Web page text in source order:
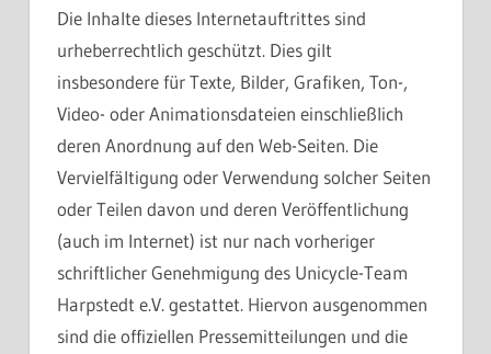
Die Inhalte dieses Internetauftrittes sind
urheberrechtlich geschützt. Dies gilt
insbesondere für Texte, Bilder, Grafiken, Ton-,
Video- oder Animationsdateien einschließlich
deren Anordnung auf den Web-Seiten. Die
Vervielfältigung oder Verwendung solcher Seiten
oder Teilen davon und deren Veröffentlichung
(auch im Internet) ist nur nach vorheriger
schriftlicher Genehmigung des Unicycle-Team
Harpstedt e.V. gestattet. Hiervon ausgenommen
sind die offiziellen Pressemitteilungen und die